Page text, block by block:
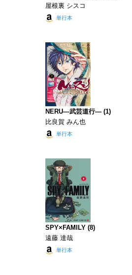
屋根裏 シスコ
単行本
NERU―武芸道行― (1)
比良賀 みん也
単行本
SPY×FAMILY (8)
遠藤 達哉
単行本